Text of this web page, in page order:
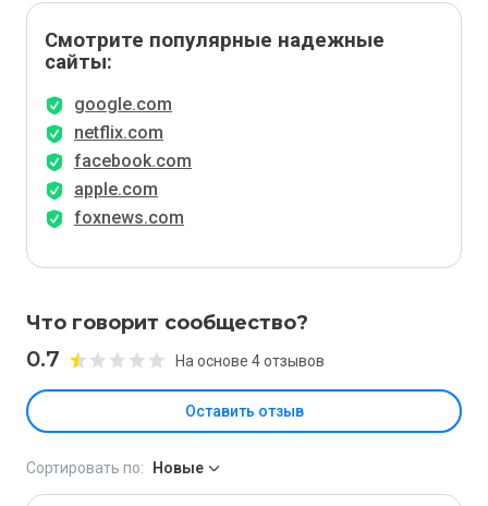
Смотрите популярные надежные
сайты:
google.com
netflix.com
facebook.com
apple.com
foxnews.com
Что говорит сообщество?
0.7 На основе 4 отзывов
Оставить отзыв
Сортировать по: Новые